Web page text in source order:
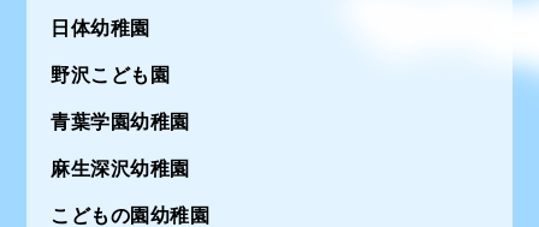
日体幼稚園
野沢こども園
青葉学園幼稚園
麻生深沢幼稚園
こどもの園幼稚園